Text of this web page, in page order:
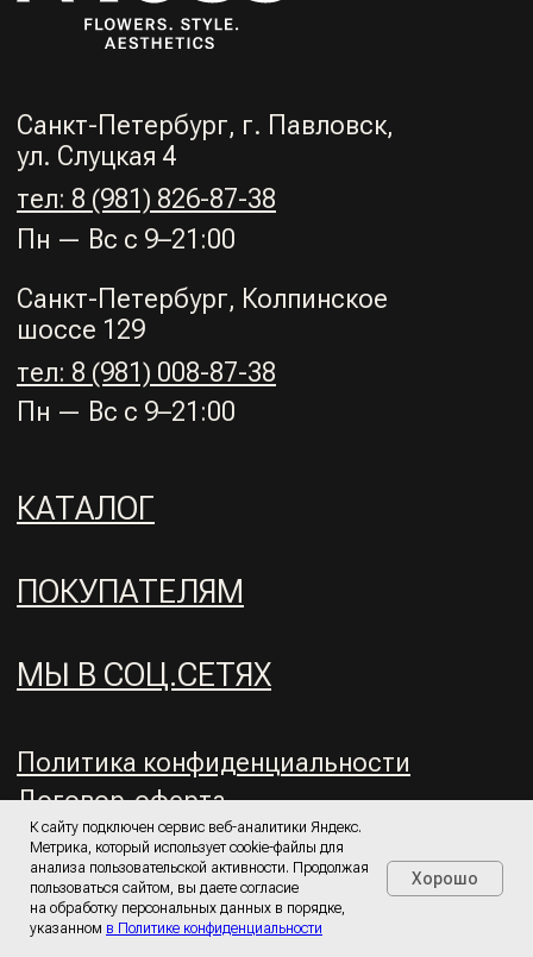
КАТАЛОГ
МЫ В СОЦ.СЕТЯХ
Политика конфиденциальности
Договор-оферта
Разработка сайта: https://t.me/momindesign
К сайту подключен сервис веб-аналитики Яндекс.
Метрика, который использует cookie-файлы для
анализа пользовательской активности. Продолжая
пользоваться сайтом, вы даете согласие
на обработку персональных данных в порядке,
указанном в Политике конфиденциальности
Хорошо